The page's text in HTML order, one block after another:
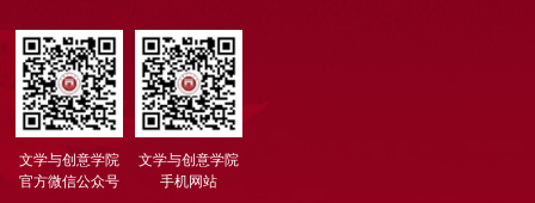
文学与创意学院
官方微信公众号
文学与创意学院
手机网站